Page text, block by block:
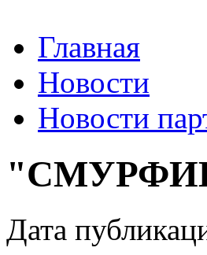
Главная
Новости
Новости
Дата